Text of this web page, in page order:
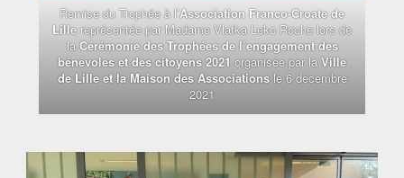
Remise du Trophée à l’Association Franco-Croate de
Lillereprésentée par Madame Vlatka Leko Roche lors de
laCérémonie des Trophées de l’engagement des
bénévoles et des citoyens 2021 organisée par laVille
de Lille et la Maison des Associationsle 6 décembre
2021